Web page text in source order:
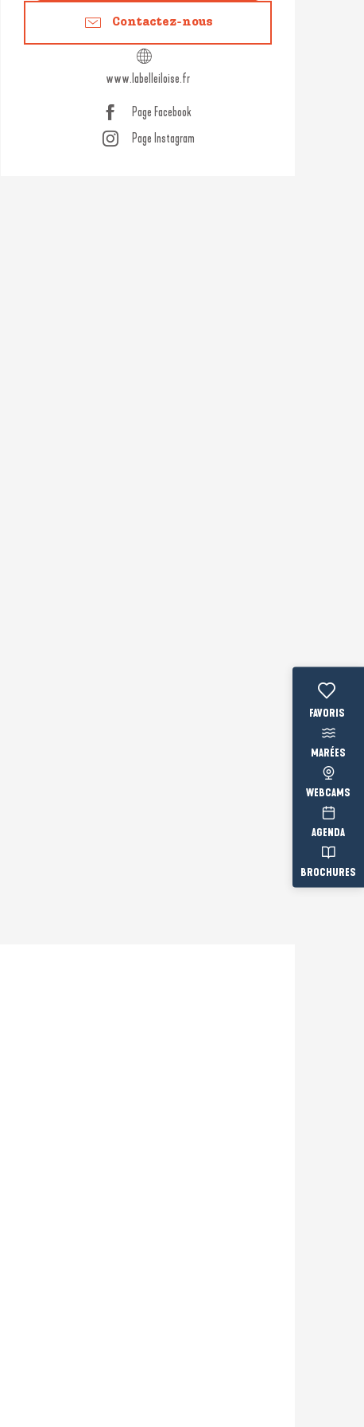
Voir les
MARÉES
WEBCAMS
AGENDA
BROCHURES
Contactez-nous
www.labelleiloise.fr
Page Facebook
Page Instagram